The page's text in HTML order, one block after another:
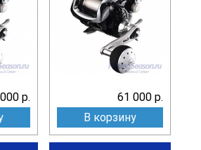
р.
61 000 р.
В корзину